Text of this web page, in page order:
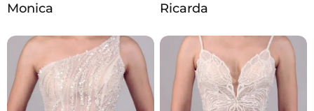
Monica Ricarda